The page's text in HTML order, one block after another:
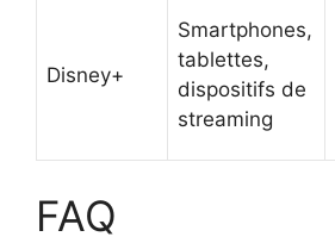
Disney+
Smartphones,
tablettes,
dispositifs de
streaming
FAQ